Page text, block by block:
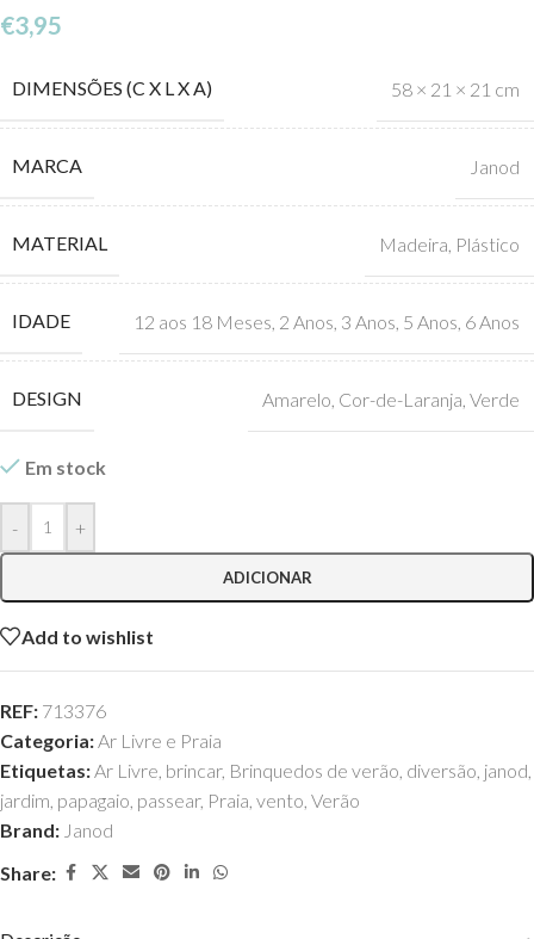
€3,95
DIMENSÕES (C X L X A) 58 × 21 × 21 cm
MARCA Janod
MATERIAL Madeira Plástico
IDADE 12 aos 18 Meses 2 Anos 3 Anos 5 Anos 6 Anos
DESIGN Amarelo Cor-de-Laranja Verde
Em stock
- +
ADICIONAR
Add to wishlist
REF: 713376
Categoria:Ar Livre e Praia
Etiquetas:Ar Livre, brincar, Brinquedos de verão, diversão, janod,
jardim, papagaio, passear, Praia, vento, Verão
Brand: Janod
Share: